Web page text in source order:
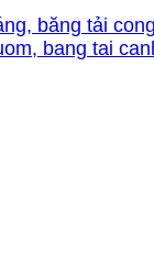
băng tải
bang tai